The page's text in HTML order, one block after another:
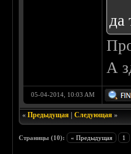
да
А
05-04-2014, 10:03 AM
«Предыдущая |Следующая »
Страницы (10): « Предыдущая 1